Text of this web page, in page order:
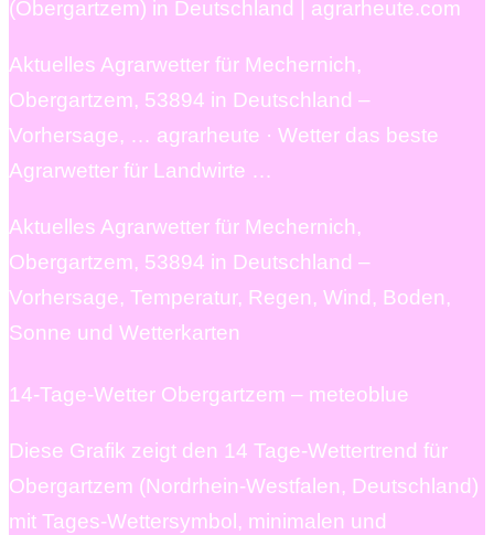
(Obergartzem) in Deutschland | agrarheute.com
Aktuelles Agrarwetter für Mechernich,
Obergartzem, 53894 in Deutschland –
Vorhersage, … agrarheute · Wetter das beste
Agrarwetter für Landwirte …
Aktuelles Agrarwetter für Mechernich,
Obergartzem, 53894 in Deutschland –
Vorhersage, Temperatur, Regen, Wind, Boden,
Sonne und Wetterkarten
14-Tage-Wetter Obergartzem – meteoblue
Diese Grafik zeigt den 14 Tage-Wettertrend für
Obergartzem (Nordrhein-Westfalen, Deutschland)
mit Tages-Wettersymbol, minimalen und